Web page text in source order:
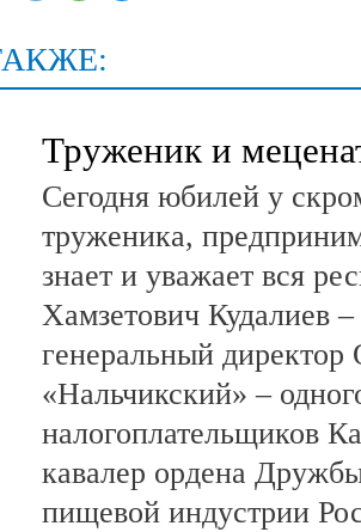
Труженик и
Сегодня юбилей у
труженика,
знает и уважает вся
Хамзетович Кудалиев
генеральный
«Нальчикский» –
налогоплательщиков
кавалер ордена
пищевой индустрии